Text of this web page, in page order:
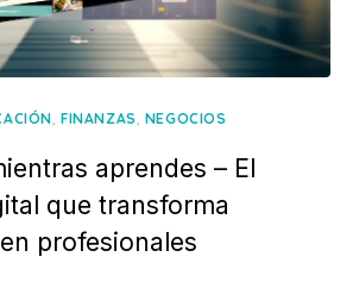
,FINANZAS, NEGOCIOS
aprendes – El
que transforma
profesionales